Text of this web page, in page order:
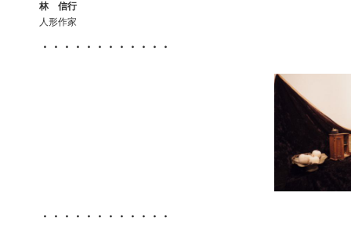
林 信行
人形作家
・・・・・・・・・・・・
・・・・・・・・・・・・